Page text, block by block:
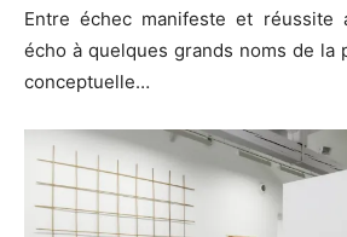
Entre échec manifeste et réussite
écho à quelques grands noms de la
conceptuelle…